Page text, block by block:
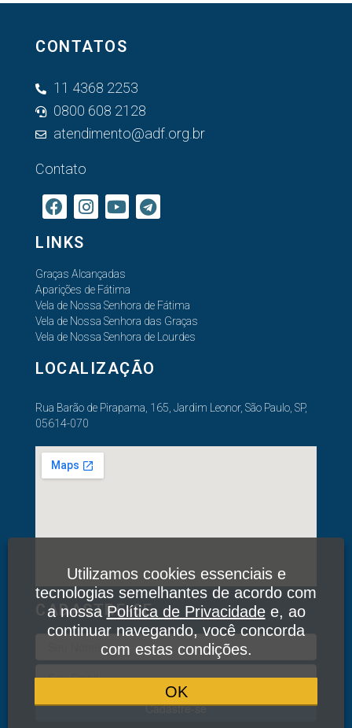
CONTATOS
11 4368 2253
0800 608 2128
atendimento@adf.org.br
Contato
LINKS
Graças Alcançadas
Aparições de Fátima
Vela de Nossa Senhora de Fátima
Vela de Nossa Senhora das Graças
Vela de Nossa Senhora de Lourdes
LOCALIZAÇÃO
Rua Barão de Pirapama, 165, Jardim Leonor, São Paulo, SP,
05614-070
CADASTRE-SE
Cadastre-se
Utilizamos cookies essenciais e
tecnologias semelhantes de acordo com
a nossaPolítica de Privacidadee, ao
continuar navegando, você concorda
com estas condições.
OK